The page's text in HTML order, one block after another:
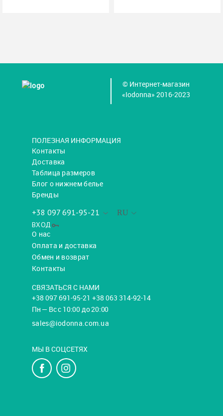
© Интернет-магазин
«Iodonna» 2016-2023
ПОЛЕЗНАЯ ИНФОРМАЦИЯ
Контакты
Доставка
Таблица размеров
Блог о нижнем белье
Бренды
RU
+38 097 691-95-21
ВХОД
О нас
Оплата и доставка
Обмен и возврат
Контакты
СВЯЗАТЬСЯ С НАМИ
+38 097 691-95-21 +38 063 314-92-14
Пн — Вс с 10:00 до 20:00
sales@iodonna.com.ua
МЫ В СОЦСЕТЯХ